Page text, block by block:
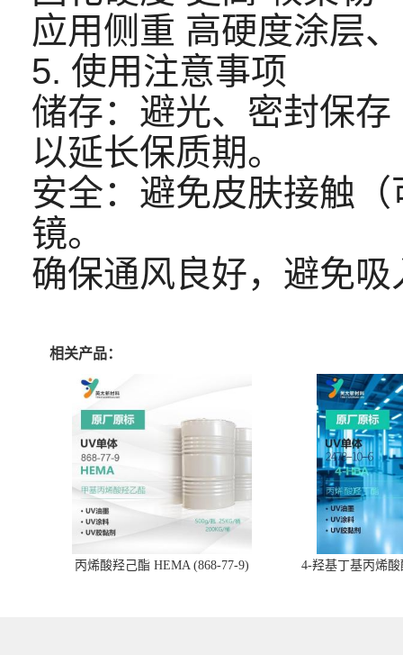
应用侧重 高硬度涂层
5. 使用注意事项
储存：避光、密封保
以延长保质期。
安全：避免皮肤接触
镜。
确保通风良好，避免吸
相关产品：
丙烯酸羟己酯 HEMA (868-77-9)
4-羟基丁基丙烯